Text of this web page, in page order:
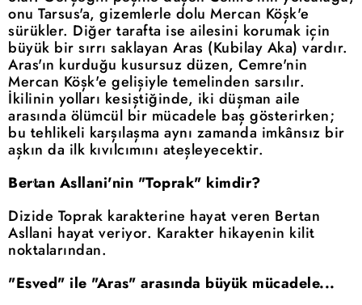
onu Tarsus'a, gizemlerle dolu Mercan Köşk'e
sürükler. Diğer tarafta ise ailesini korumak için
büyük bir sırrı saklayan Aras (Kubilay Aka) vardır.
Aras'ın kurduğu kusursuz düzen, Cemre'nin
Mercan Köşk'e gelişiyle temelinden sarsılır.
İkilinin yolları kesiştiğinde, iki düşman aile
arasında ölümcül bir mücadele baş gösterirken;
bu tehlikeli karşılaşma aynı zamanda imkânsız bir
aşkın da ilk kıvılcımını ateşleyecektir.
Bertan Asllani'nin "Toprak" kimdir?
Dizide Toprak karakterine hayat veren Bertan
Asllani hayat veriyor. Karakter hikayenin kilit
noktalarından.
"Esved" ile "Aras" arasında büyük mücadele...